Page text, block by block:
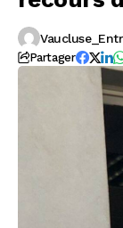
Partager